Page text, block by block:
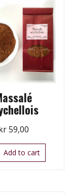
59,00
Add to cart